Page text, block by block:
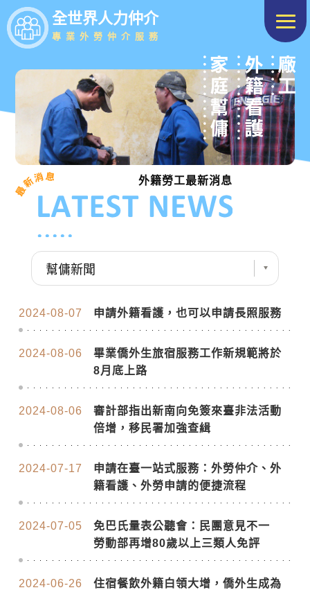
全世界人力仲介
專業外勞仲介服務
外籍勞工最新消息
2024-08-07 申請外籍看護，也可以申請長照服務
2024-08-06
畢業僑外生旅宿服務工作新規範將於
8月底上路
2024-08-06
審計部指出新南向免簽來臺非法活動
倍增，移民署加強查緝
2024-07-17
申請在臺一站式服務：外勞仲介、外
籍看護、外勞申請的便捷流程
2024-07-05
免巴氏量表公聽會：民團意見不一
勞動部再增80歲以上三類人免評
2024-06-26
住宿餐飲外籍白領大增，僑外生成為